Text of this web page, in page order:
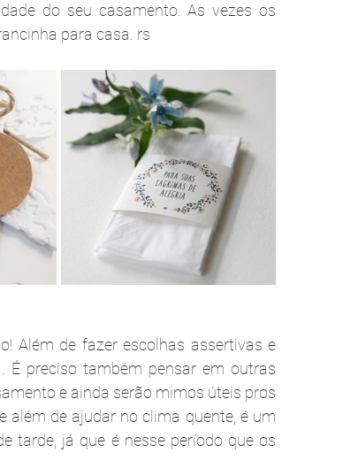
do seu casamento. As vezes os
para casa. rs
Além de fazer escolhas assertivas e
É preciso também pensar em outras
e ainda serão mimos úteis pros
além de ajudar no clima quente, é um
tarde, já que é nesse período que os